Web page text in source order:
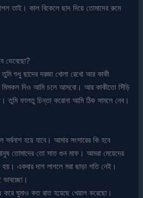
তাই। কাল বিকেলে ছাদ দিয়ে তোমাদের রুমে
ভেবেছো?
শুধু ছাদের দরজা খোলা রেখো আর কাকী
মিসকল দিও আমি চলে আসবো। আর কাকীতো সিঁড়ি
তুমি ফালতু চিন্তা করোনা আমি ঠিক সামলে নেব।
হয়ে যাবে। আমার সংসারের কি হবে
তোমাদের তো সাত গুন মাফ। আমরা মেয়েদের
একবার দাগ লাগলে মরা ছাড়া গতি নেই।
ভাবচ্ছো।
করে ঘুমাও কত রাত হয়েছে খেয়াল করেছো।